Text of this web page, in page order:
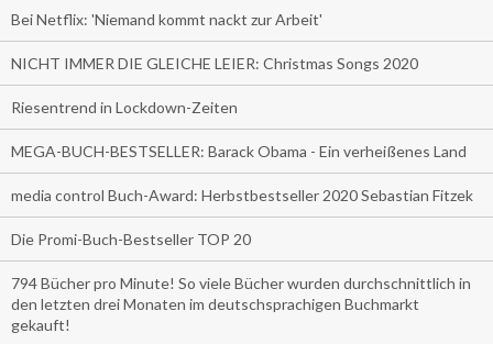
Bei Netflix: 'Niemand kommt nackt zur Arbeit'
NICHT IMMER DIE GLEICHE LEIER: Christmas Songs 2020
Riesentrend in Lockdown-Zeiten
MEGA-BUCH-BESTSELLER: Barack Obama - Ein verheißenes Land
media control Buch-Award: Herbstbestseller 2020 Sebastian Fitzek
Die Promi-Buch-Bestseller TOP 20
794 Bücher pro Minute! So viele Bücher wurden durchschnittlich in
den letzten drei Monaten im deutschsprachigen Buchmarkt
gekauft!